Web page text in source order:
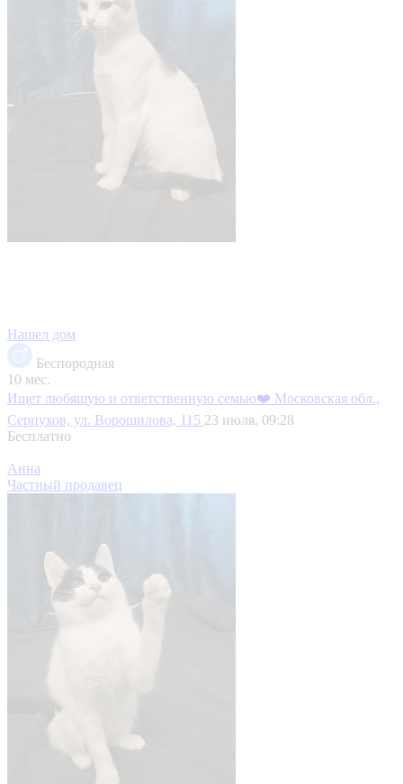
Нашел дом
Беспородная
10 мес.
Ищет любящую и ответственную семью❤️ Московская обл.,
Серпухов, ул. Ворошилова, 115 23 июля, 09:28
Бесплатно
Анна
Частный продавец